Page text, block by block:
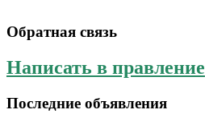
Обратная связь
Написать в правление
Последние объявления